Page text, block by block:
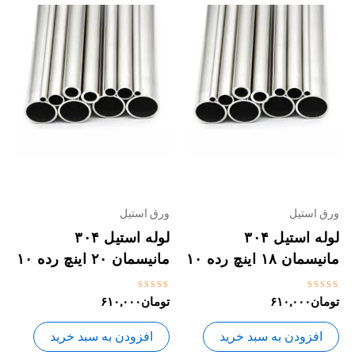
ورق استیل
لوله استیل ۳۰۴
مانیسمان ۱۸ اینچ رده ۱۰
نمره
0
از
5
تومان۶۱۰,۰۰۰
افزودن به سبد خرید
ورق استیل
لوله استیل ۳۰۴
مانیسمان ۲۰ اینچ رده ۱۰
نمره
0
از
5
تومان۶۱۰,۰۰۰
افزودن به سبد خرید